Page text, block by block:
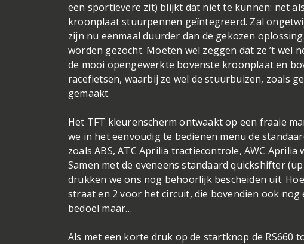
een sportievere zit) blijkt dat niet te kunnen: net
kroonplaat stuurpennen geïntegreerd. Zal
zijn nu eenmaal duurder dan de gekozen
worden gezocht. Moeten wel zeggen dat ze ’t wel
de mooi opengewerkte bovenste kroonplaat en
racefietsen, waarbij ze wel de stuurbuizen, zoals
gemaakt.
Het TFT kleurenscherm ontwaakt op een fraaie
we in het eenvoudig te bedienen menu de
zoals ABS, ATC Aprilia tractiecontrole, AWC
Samen met de eveneens standaard quickshifter
drukken we ons nog behoorlijk bescheiden uit.
straat en 2 voor het circuit, die bovendien ook
bedoel maar…
Als met een korte druk op de startknop de RS660